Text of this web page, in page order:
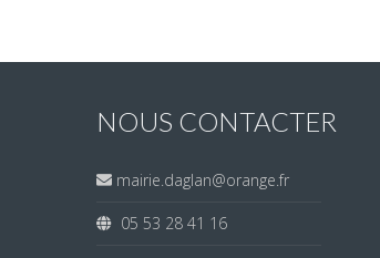
NOUS CONTACTER
mairie.daglan@orange.fr
05 53 28 41 16